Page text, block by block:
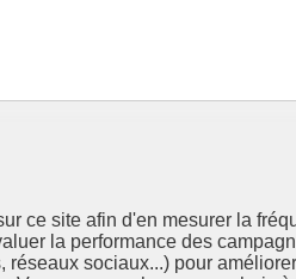
ce site afin d'en mesurer la
la performance des
réseaux sociaux...) pour